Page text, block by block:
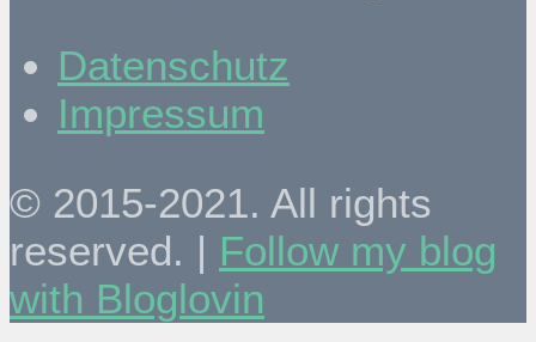
Datenschutz
Impressum
© 2015-2021. All rights
reserved. | Follow my blog
with Bloglovin